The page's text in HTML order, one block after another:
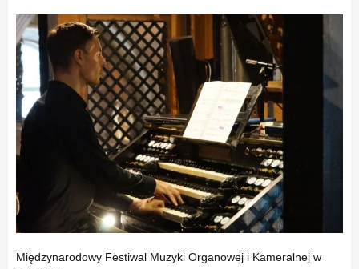
Międzynarodowy Festiwal Muzyki Organowej i Kameralnej w